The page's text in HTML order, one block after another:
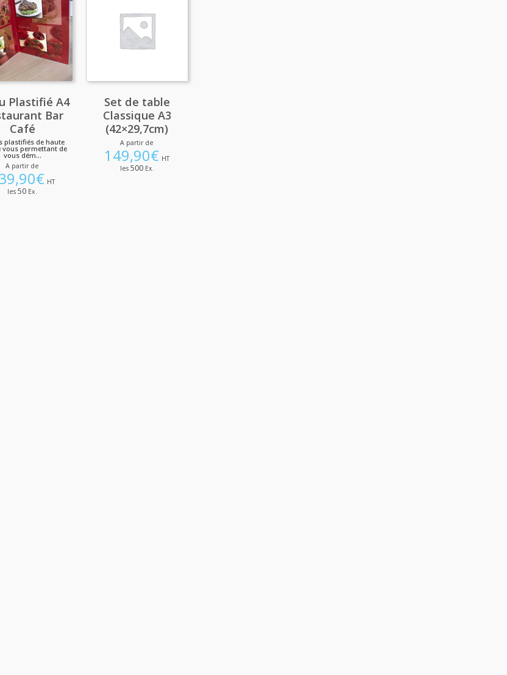
Plastifié A4
Bar
Café
plastifiés de haute
vous permettant de
vous dém...
A partir de
€ HT
les50 Ex.
Set de table
Classique A3
(42×29,7cm)
A partir de
149,90€ HT
les 500Ex.